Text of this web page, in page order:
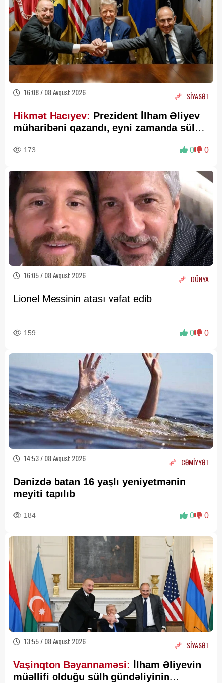
16:08 / 08 Avqust 2026 SİYASƏT
Hikmət Hacıyev: Prezident İlham Əliyev
müharibəni qazandı, eyni zamanda sülhü
173 0 0
16:05 / 08 Avqust 2026 DÜNYA
Lionel Messinin atası vəfat edib
159 0 0
14:53 / 08 Avqust 2026 CƏMİYYƏT
Dənizdə batan 16 yaşlı yeniyetmənin
meyiti tapılıb
184 0 0
13:55 / 08 Avqust 2026 SİYASƏT
Vaşinqton Bəyannaməsi: İlham Əliyevin
müəllifi olduğu sülh gündəliyinin